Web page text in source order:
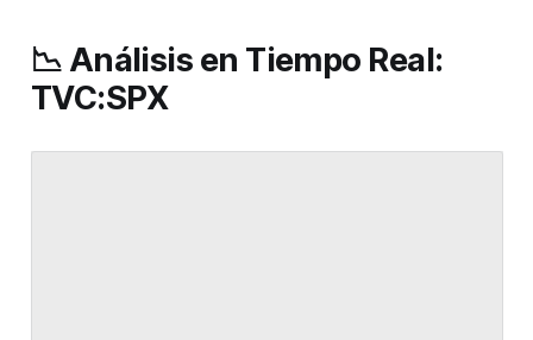
📉 Análisis en Tiempo Real:
TVC:SPX